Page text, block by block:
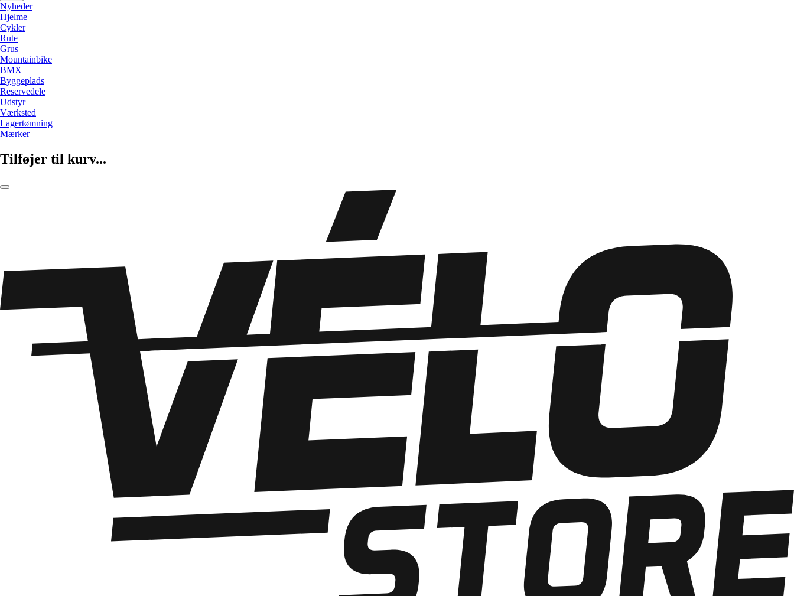
Nyheder
Hjelme
Cykler
Rute
Grus
Mountainbike
BMX
Byggeplads
Reservedele
Udstyr
Værksted
Lagertømning
Mærker
Tilføjer til kurv...